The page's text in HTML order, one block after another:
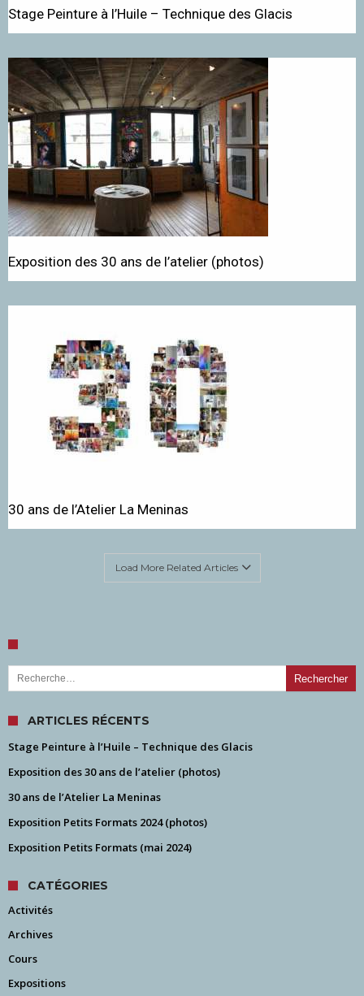
Stage Peinture à l’Huile – Technique des Glacis
Exposition des 30 ans de l’atelier (photos)
30 ans de l’Atelier La Meninas
Load More Related Articles
Rechercher :
ARTICLES RÉCENTS
Stage Peinture à l’Huile – Technique des Glacis
Exposition des 30 ans de l’atelier (photos)
30 ans de l’Atelier La Meninas
Exposition Petits Formats 2024 (photos)
Exposition Petits Formats (mai 2024)
CATÉGORIES
Activités
Archives
Cours
Expositions